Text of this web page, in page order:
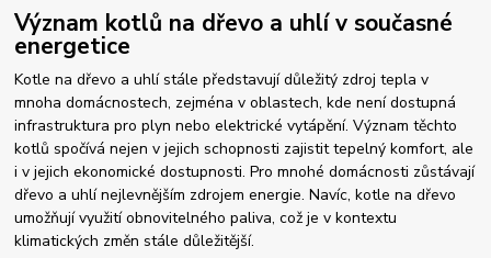
Význam kotlů na dřevo a uhlí v současné
energetice
Kotle na dřevo a uhlí stále představují důležitý zdroj tepla v
mnoha domácnostech, zejména v oblastech, kde není dostupná
infrastruktura pro plyn nebo elektrické vytápění. Význam těchto
kotlů spočívá nejen v jejich schopnosti zajistit tepelný komfort, ale
i v jejich ekonomické dostupnosti. Pro mnohé domácnosti zůstávají
dřevo a uhlí nejlevnějším zdrojem energie. Navíc, kotle na dřevo
umožňují využití obnovitelného paliva, což je v kontextu
klimatických změn stále důležitější.